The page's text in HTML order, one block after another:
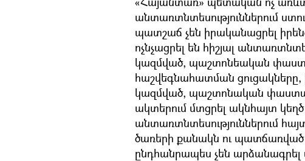
անտառտնտեսություններում
պատշաճ չեն իրականացրել
ոչնչացրել են հիշյալ
կազմված, պաշտոնեական
հաշվեգնահատման ցուցակները,
կազմված, պաշտոնական
ակտերում մտցրել ակնհայտ կեղծ
անտառտնտեսություններում
ծառերի քանակն ու պատճառված
ընդհանրապես չեն